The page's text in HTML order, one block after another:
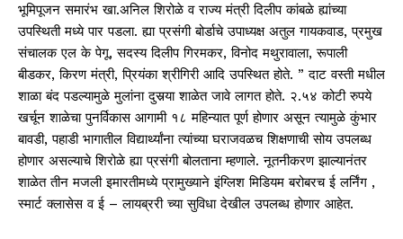
भूमिपूजन समारंभ खा.अनिल शिरोळे व राज्य मंत्री दिलीप कांबळे ह्यांच्या
उपस्थिती मध्ये पार पडला. ह्या प्रसंगी बोर्डाचे उपाध्यक्ष अतुल गायकवाड, प्रमुख
संचालक एल के पेगू, सदस्य दिलीप गिरमकर, विनोद मथुरावाला, रूपाली
बीडकर, किरण मंत्री, प्रियंका श्रीगिरी आदि उपस्थित होते. ” दाट वस्ती मधील
शाळा बंद पडल्यामुळे मुलांना दुसर्‍या शाळेत जावे लागत होते. २.५४ कोटी रुपये
खर्चून शाळेचा पुनर्विकास आगामी १८ महिन्यात पूर्ण होणार असून त्यामुळे कुंभार
बावडी, पहाडी भागातील विद्यार्थ्यांना त्यांच्या घराजवळच शिक्षणाची सोय उपलब्ध
होणार असल्याचे शिरोळे ह्या प्रसंगी बोलताना म्हणाले. नूतनीकरण झाल्यानंतर
शाळेत तीन मजली इमारतीमध्ये प्रामुख्याने इंग्लिश मिडियम बरोबरच ई लर्निंग ,
स्मार्ट क्लासेस व ई – लायब्ररी च्या सुविधा देखील उपलब्ध होणार आहेत.